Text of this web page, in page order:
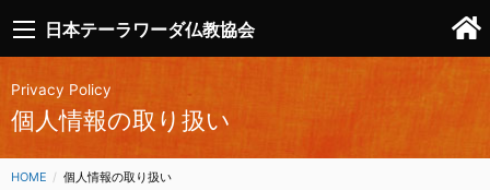
日本テーラワーダ仏教協会
Privacy Policy
個人情報の取り扱い
HOME CURRENT:
個人情報の取り扱い